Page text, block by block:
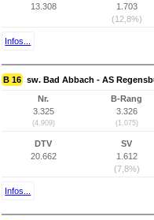
13.308
1.703
(12,8%)
Infos...
B 16 sw. Bad Abbach - AS
Nr.
3.325
(4.909)
B-Rang
3.326
(1.075)
DTV
20.662
SV
1.612
(7,8%)
Infos...